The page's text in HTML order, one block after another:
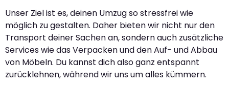
Unser Ziel ist es, deinen Umzug so stressfrei wie
möglich zu gestalten. Daher bieten wir nicht nur den
Transport deiner Sachen an, sondern auch zusätzliche
Services wie das Verpacken und den Auf- und Abbau
von Möbeln. Du kannst dich also ganz entspannt
zurücklehnen, während wir uns um alles kümmern.